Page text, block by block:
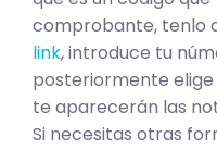
comprobante, tenlo
link, introduce tu
posteriormente
te aparecerán las
Si necesitas otras